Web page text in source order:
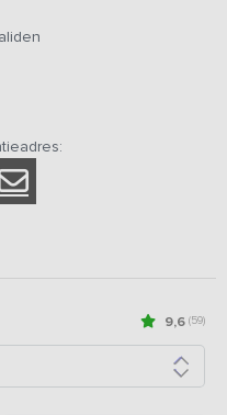
9,6 (59)